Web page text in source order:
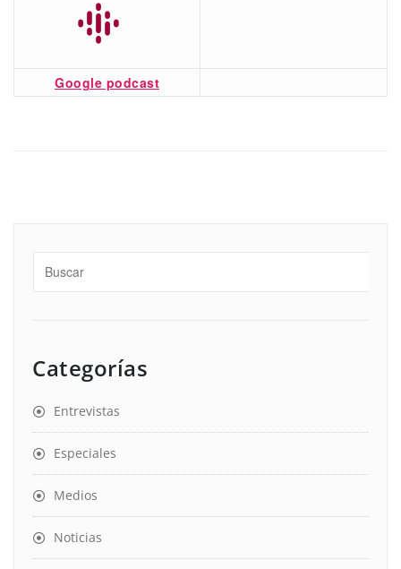
Google podcast
Categorías
Entrevistas
Especiales
Medios
Noticias